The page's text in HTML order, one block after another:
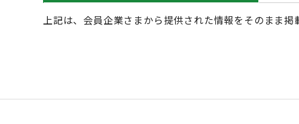
上記は、会員企業さまから提供された情報をそのまま